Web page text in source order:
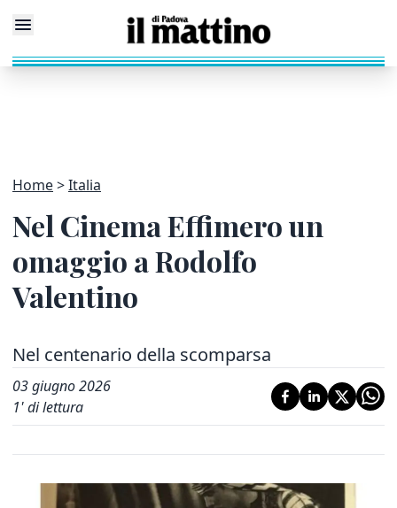
Home Italia
Nel Cinema Effimero un
omaggio a Rodolfo
Valentino
Nel centenario della scomparsa
03 giugno 2026
1' di lettura